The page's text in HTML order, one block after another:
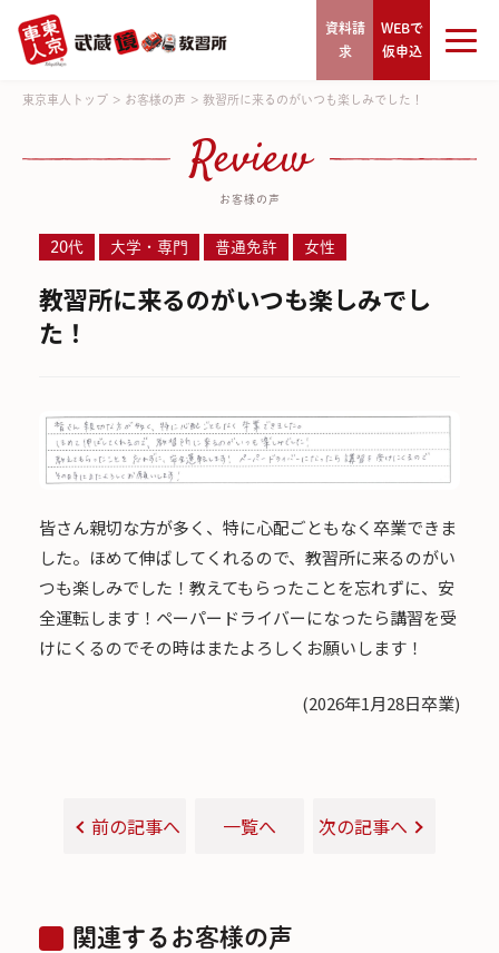
資料請
求
WEBで
仮申込
東京車人トップ > お客様の声 > 教習所に来るのがいつも楽しみでした！
Review
お客様の声
20代 大学・専門 普通免許 女性
教習所に来るのがいつも楽しみでし
た！
皆さん親切な方が多く、特に心配ごともなく卒業できま
した。ほめて伸ばしてくれるので、教習所に来るのがい
つも楽しみでした！教えてもらったことを忘れずに、安
全運転します！ペーパードライバーになったら講習を受
けにくるのでその時はまたよろしくお願いします！
(2026年1月28日卒業)
前の記事へ 一覧へ 次の記事へ
関連するお客様の声